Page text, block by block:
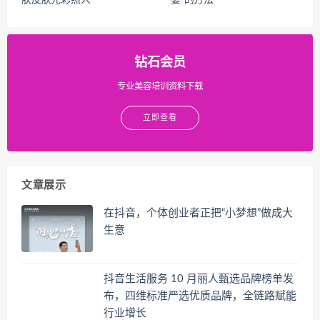
钻石会员
专业美容培训资料下载
立即查看
文章展示
在抖音，个体创业者正把“小梦想”做成大
生意
抖音生活服务 10 月丽人甄选品牌榜单发
布，四维标准严选优质品牌，全链路赋能
行业增长